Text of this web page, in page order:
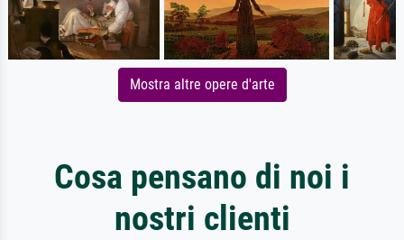
Mostra altre opere d'arte
Cosa pensano di noi i
nostri clienti